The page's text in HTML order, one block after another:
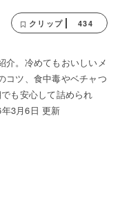
クリップ 434
介。冷めてもおいしいメ
コツ、食中毒やベチャつ
も安心して詰められ
3月6日 更新